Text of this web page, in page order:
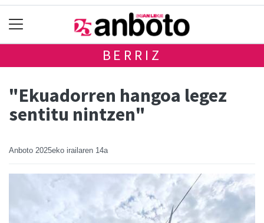
BERRIZ
"Ekuadorren hangoa legez
sentitu nintzen"
Anboto 2025eko irailaren 14a